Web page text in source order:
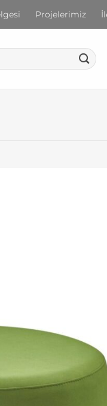
Projelerimiz